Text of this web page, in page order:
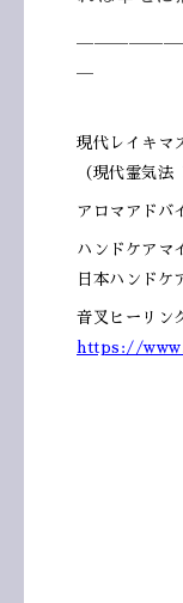
現代レイキマ
（現代霊気法
アロマアド
ハンドケアマ
日本ハンドケ
音叉ヒーリン
https://